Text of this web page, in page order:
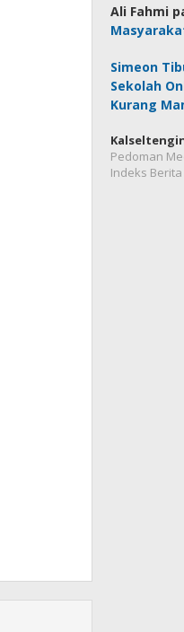
Ali Fahmi
Simeon
Sekolah
Kurang
Pedoman
Indeks Berita